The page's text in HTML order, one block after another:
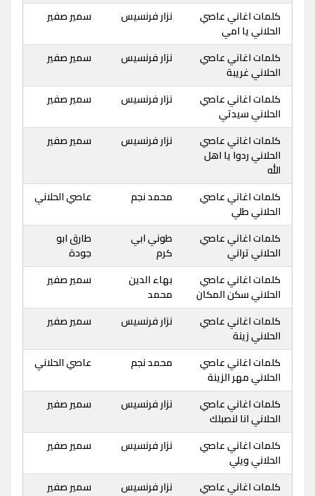
كلمات اغاني عاصي
الحلاني يا امي
نزار فرنسيس سمير صفير
كلمات اغاني عاصي
الحلاني غريبة
نزار فرنسيس سمير صفير
كلمات اغاني عاصي
الحلاني سيدتي
نزار فرنسيس سمير صفير
كلمات اغاني عاصي
الحلاني ردوا يا اهل
الله
نزار فرنسيس سمير صفير
كلمات اغاني عاصي
الحلاني طلي
محمد نجم عاصي الحلاني
كلمات اغاني عاصي
الحلاني تراني
طوني ابي
كرم
طارق ابو
جودة
كلمات اغاني عاصي
الحلاني سكن المكان
بهاء الدين
محمد
سمير صفير
كلمات اغاني عاصي
الحلاني زينة
نزار فرنسيس سمير صفير
كلمات اغاني عاصي
الحلاني مهر الزينة
محمد نجم عاصي الحلاني
كلمات اغاني عاصي
الحلاني انا لنصبلك
نزار فرنسيس سمير صفير
كلمات اغاني عاصي
الحلاني ويلي
نزار فرنسيس سمير صفير
كلمات اغاني عاصي
نزار فرنسيس سمير صفير